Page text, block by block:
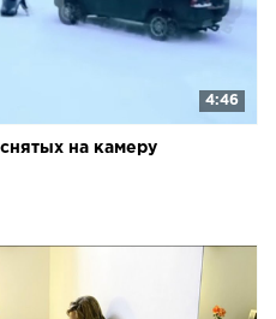
4:46
на камеру